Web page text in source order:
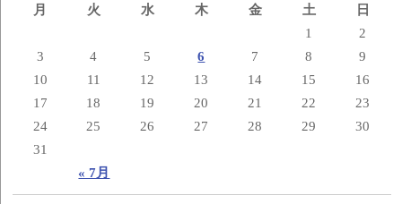
月
火 水 木 金 土 日
« 7月
1
2
3
4 5 6 7 8
9
10
11 12 13 14 15
16
17
18 19 20 21 22
23
24
25 26 27 28 29
30
31